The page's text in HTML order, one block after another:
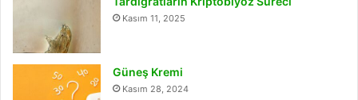
Kasım 11, 2025
Güneş Kremi
Kasım 28, 2024